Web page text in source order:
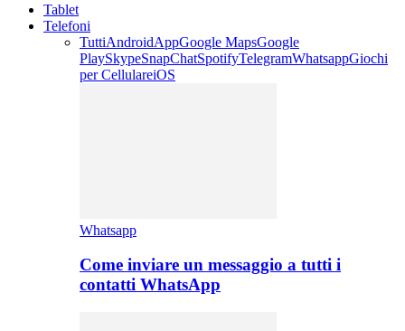
Tablet
Telefoni
TuttiAndroidAppGoogle MapsGoogle
PlaySkypeSnapChatSpotifyTelegramWhatsappGiochi
per CellulareiOS
Whatsapp
Come inviare un messaggio a tutti i
contatti WhatsApp